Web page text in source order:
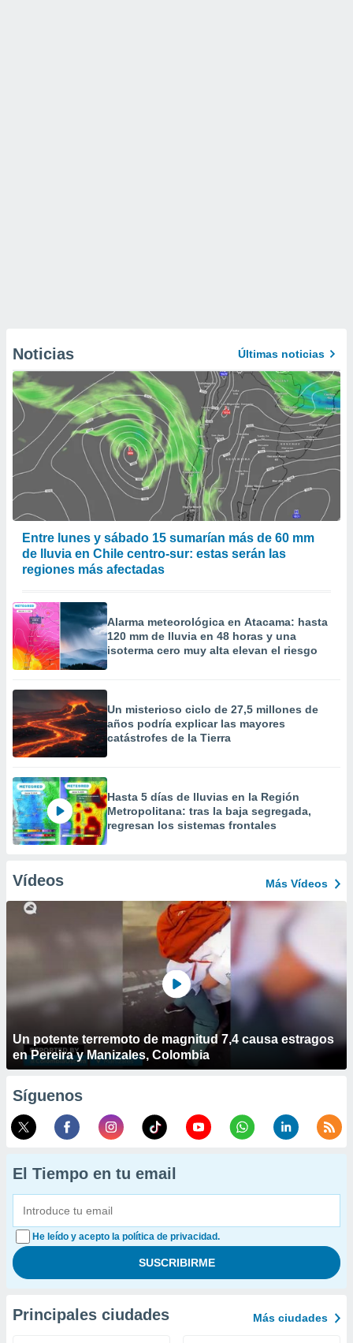
Noticias Últimas noticias
Entre lunes y sábado 15 sumarían más de 60 mm
de lluvia en Chile centro-sur: estas serán las
regiones más afectadas
Alarma meteorológica en Atacama: hasta
120 mm de lluvia en 48 horas y una
isoterma cero muy alta elevan el riesgo
Un misterioso ciclo de 27,5 millones de
años podría explicar las mayores
catástrofes de la Tierra
Hasta 5 días de lluvias en la Región
Metropolitana: tras la baja segregada,
regresan los sistemas frontales
Vídeos Más Vídeos
Un potente terremoto de magnitud 7,4 causa estragos
en Pereira y Manizales, Colombia
Síguenos
El Tiempo en tu email
He leído y acepto la política de privacidad.
Principales ciudades Más ciudades